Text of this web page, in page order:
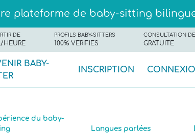
plateforme de baby-sitting
DE
HEURE
PROFILS BABY-SITTERS
100% VERIFIES
CONSULTATION
GRATUITE
BABY-
INSCRIPTION
du baby-
Langues parlées